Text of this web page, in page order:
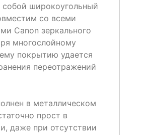
собой широкоугольный
со всеми
Canon зеркального
многослойному
покрытию удается
переотражений
в металлическом
прост в
даже при отсутствии